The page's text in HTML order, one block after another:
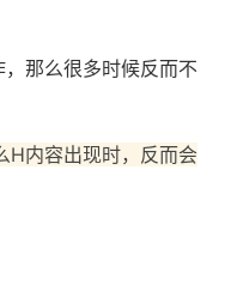
那么很多时候反而不
H内容出现时，反而会